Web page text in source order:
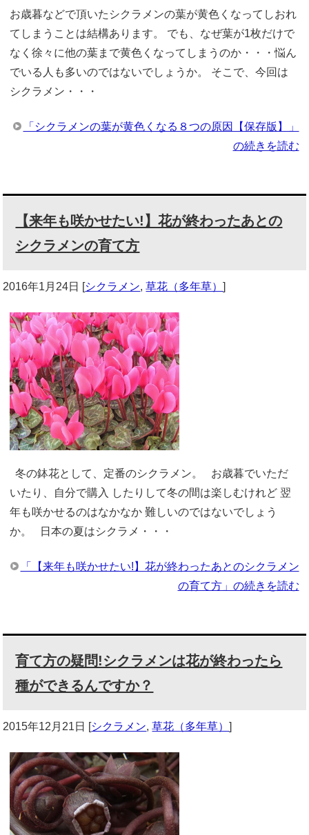
お歳暮などで頂いたシクラメンの葉が黄色くなってしおれ
てしまうことは結構あります。 でも、なぜ葉が1枚だけで
なく徐々に他の葉まで黄色くなってしまうのか・・・悩ん
でいる人も多いのではないでしょうか。 そこで、今回は
シクラメン・・・
「シクラメンの葉が黄色くなる８つの原因【保存版】」
の続きを読む
【来年も咲かせたい!】花が終わったあとの
シクラメンの育て方
2016年1月24日 [シクラメン,草花（多年草）]
冬の鉢花として、定番のシクラメン。 お歳暮でいただ
いたり、自分で購入 したりして冬の間は楽しむけれど 翌
年も咲かせるのはなかなか 難しいのではないでしょう
か。 日本の夏はシクラメ・・・
「【来年も咲かせたい!】花が終わったあとのシクラメン
の育て方」の続きを読む
育て方の疑問!シクラメンは花が終わったら
種ができるんですか？
2015年12月21日 [シクラメン,草花（多年草）]